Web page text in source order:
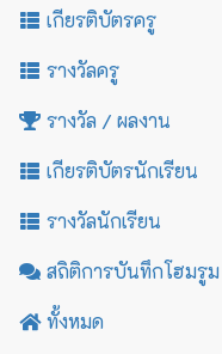
เกียรติบัตรครู
รางวัลครู
รางวัล / ผลงาน
เกียรติบัตรนักเรียน
รางวัลนักเรียน
สถิติการบันทึกโฮมรูม
ทั้งหมด